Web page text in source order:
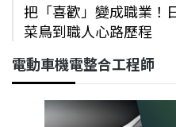
把「喜歡」變成職業！
菜鳥到職人心路歷程
電動車機電整合工程師